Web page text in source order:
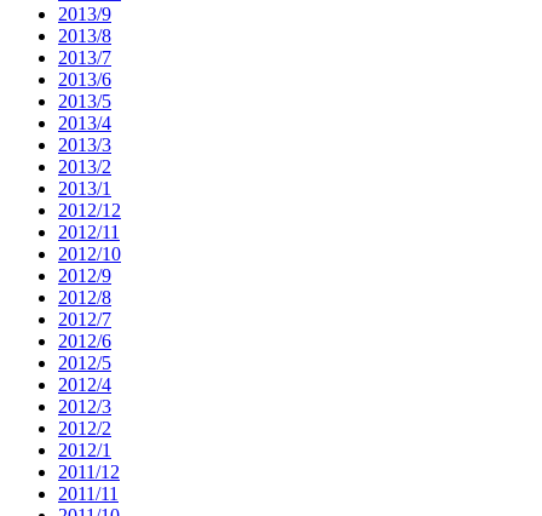
2013/9
2013/8
2013/7
2013/6
2013/5
2013/4
2013/3
2013/2
2013/1
2012/12
2012/11
2012/10
2012/9
2012/8
2012/7
2012/6
2012/5
2012/4
2012/3
2012/2
2012/1
2011/12
2011/11